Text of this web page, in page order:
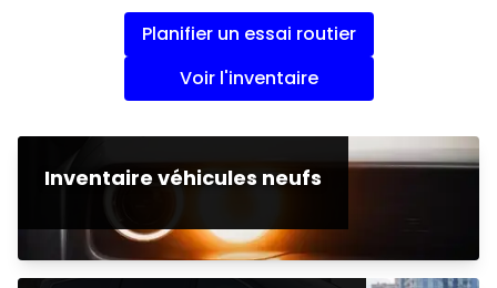
Planifier un essai routier
Voir l'inventaire
Inventaire véhicules neufs